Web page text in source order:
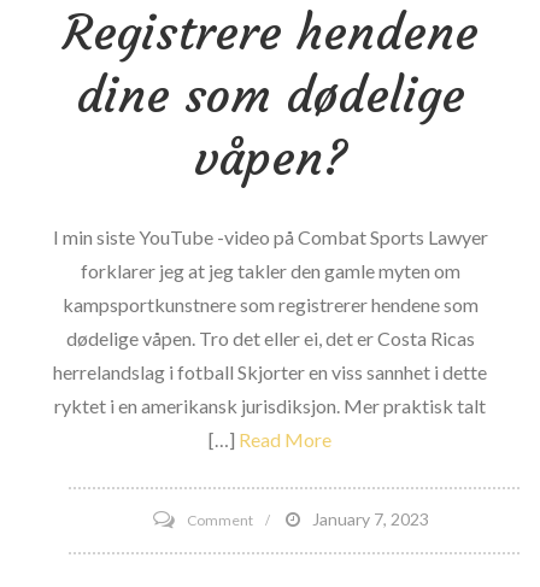
konkurrere
han
serverer
suspensjon
flere
KO-
er
(artikkel
oppdatert-
suspensjon
tilsynelatende
frafalt)
Registrere hendene
dine som dødelige
våpen?
I min siste YouTube -video på Combat Sports Lawyer
forklarer jeg at jeg takler den gamle myten om
kampsportkunstnere som registrerer hendene som
dødelige våpen. Tro det eller ei, det er Costa Ricas
herrelandslag i fotball Skjorter en viss sannhet i dette
ryktet i en amerikansk jurisdiksjon. Mer praktisk talt
[…] Read More
Commenton
Registrere
January 7, 2023